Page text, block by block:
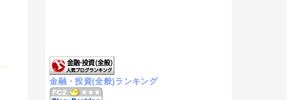
金融・投資(全般)ランキング